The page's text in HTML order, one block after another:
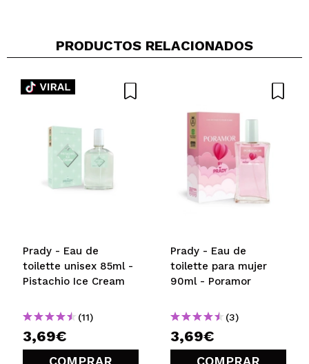
PRODUCTOS RELACIONADOS
Prady - Eau de
toilette unisex 85ml -
Pistachio Ice Cream
(11)
3,69€
COMPRAR
Prady - Eau de
toilette para mujer
90ml - Poramor
(3)
3,69€
COMPRAR